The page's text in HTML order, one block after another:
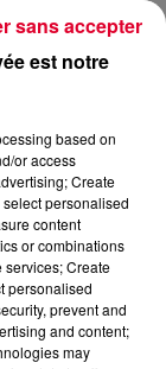
est notre
based on
or access
Create
personalised
content
or combinations
services; Create
personalised
prevent and
and content;
may
sans accepter